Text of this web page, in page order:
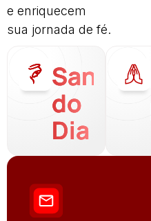
e enriquecem
sua jornada de fé.
Santo
do
Dia